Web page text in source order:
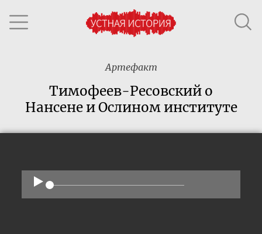
Артефакт
Тимофеев-Ресовский о
Нансене и Ослином институте